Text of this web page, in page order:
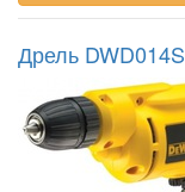
Дрель DWD014S